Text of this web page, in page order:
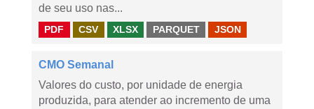
de seu uso nas...
PDF CSV XLSX PARQUET JSON
CMO Semanal
Valores do custo, por unidade de energia
produzida, para atender ao incremento de uma